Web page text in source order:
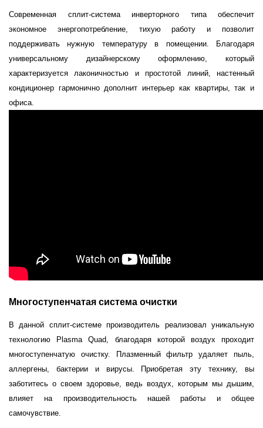
Современная сплит-система инверторного типа обеспечит
экономное энергопотребление, тихую работу и позволит
поддерживать нужную температуру в помещении. Благодаря
универсальному дизайнерскому оформлению, который
характеризуется лаконичностью и простотой линий, настенный
кондиционер гармонично дополнит интерьер как квартиры, так и
офиса.
Многоступенчатая система очистки
В данной сплит-системе производитель реализовал уникальную
технологию Plasma Quad, благодаря которой воздух проходит
многоступенчатую очистку. Плазменный фильтр удаляет пыль,
аллергены, бактерии и вирусы. Приобретая эту технику, вы
заботитесь о своем здоровье, ведь воздух, которым мы дышим,
влияет на производительность нашей работы и общее
самочувствие.